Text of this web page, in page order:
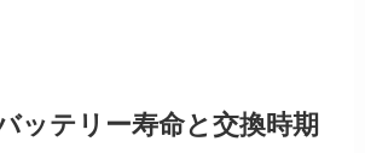
ッテリー寿命と交換時期